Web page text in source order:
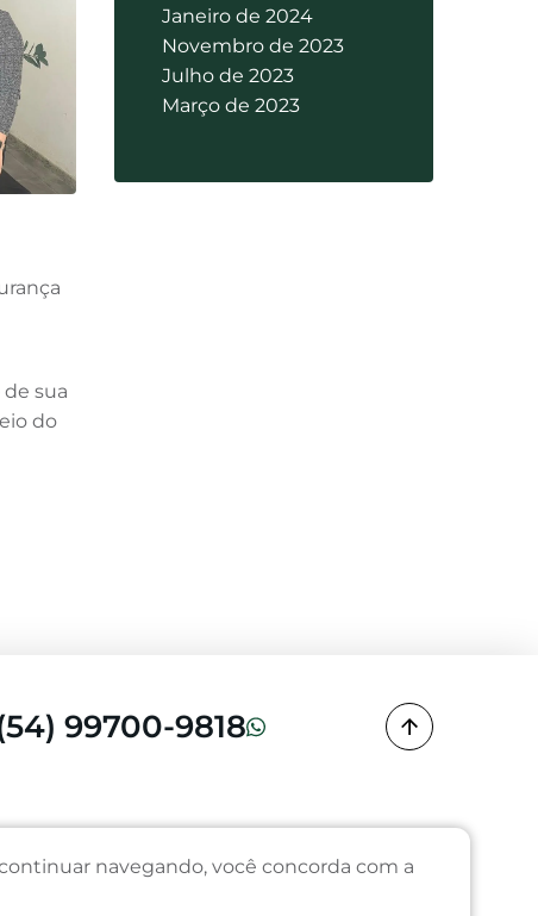
sua
do
Janeiro de 2024
Novembro de 2023
Julho de 2023
Março de 2023
99700-9818
navegando, você concorda com a